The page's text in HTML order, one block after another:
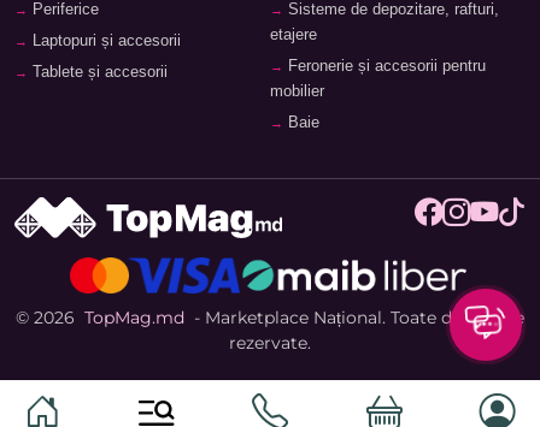
Periferice
Laptopuri și accesorii
Tablete și accesorii
Sisteme de depozitare, rafturi,
etajere
Feronerie și accesorii pentru
mobilier
Baie
© 2026 TopMag.md - Marketplace Național. Toate drepturile
rezervate.